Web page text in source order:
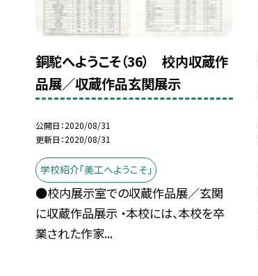
銅駝へようこそ（36） 校内収蔵作
品展／収蔵作品玄関展示
公開日 2020/08/31
更新日 2020/08/31
学校紹介「美工へようこそ」
●校内展示室での収蔵作品展／玄関
に収蔵作品展示 ・本校には、本校を卒
業された作家...